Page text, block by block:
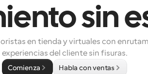
sin
en tienda y virtuales con
experiencias del cliente sin fisuras.
Comienza Habla con ventas